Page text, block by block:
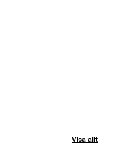
Visa allt